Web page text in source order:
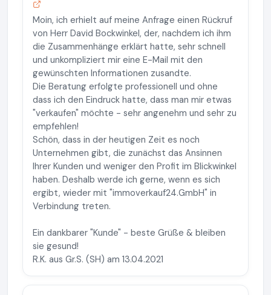
Moin, ich erhielt auf meine Anfrage einen Rückruf
von Herr David Bockwinkel, der, nachdem ich ihm
die Zusammenhänge erklärt hatte, sehr schnell
und unkompliziert mir eine E-Mail mit den
gewünschten Informationen zusandte.
Die Beratung erfolgte professionell und ohne
dass ich den Eindruck hatte, dass man mir etwas
"verkaufen" möchte - sehr angenehm und sehr zu
empfehlen!
Schön, dass in der heutigen Zeit es noch
Unternehmen gibt, die zunächst das Ansinnen
Ihrer Kunden und weniger den Profit im Blickwinkel
haben. Deshalb werde ich gerne, wenn es sich
ergibt, wieder mit "immoverkauf24.GmbH" in
Verbindung treten.
Ein dankbarer "Kunde" - beste Grüße & bleiben
sie gesund!
R.K. aus Gr.S. (SH) am 13.04.2021